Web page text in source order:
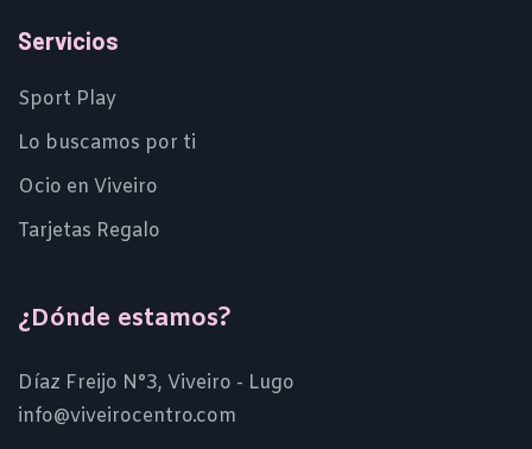
Servicios
Sport Play
Lo buscamos por ti
Ocio en Viveiro
Tarjetas Regalo
¿Dónde estamos?
Díaz Freijo N°3, Viveiro - Lugo
info@viveirocentro.com